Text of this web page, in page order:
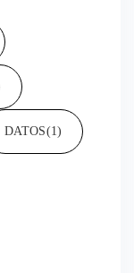
DATOS(1)